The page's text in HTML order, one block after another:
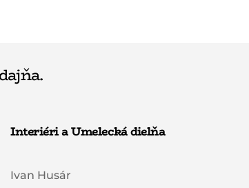
Interiéri a Umelecká dielňa
Ivan Husár